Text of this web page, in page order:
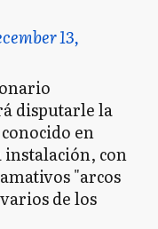
13,
disputarle la
en
con
"arcos
de los